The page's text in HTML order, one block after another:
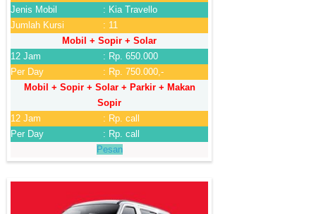
Jenis Mobil
: Kia Travello
Jumlah Kursi
: 11
Mobil + Sopir + Solar
12 Jam
: Rp. 650.000
Per Day
: Rp. 750.000,-
Mobil + Sopir + Solar + Parkir + Makan
Sopir
12 Jam
: Rp. call
Per Day
: Rp. call
Pesan